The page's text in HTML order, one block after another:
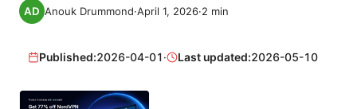
Anouk Drummond·April 1, 2026·2 min
Published:2026-04-01· Last updated:2026-05-10